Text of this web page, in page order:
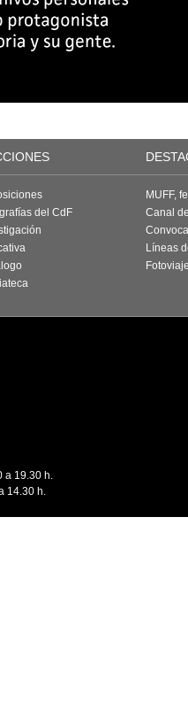
del CdF
MUFF,
Canal
Líneas
a 19.30 h.
14.30 h.